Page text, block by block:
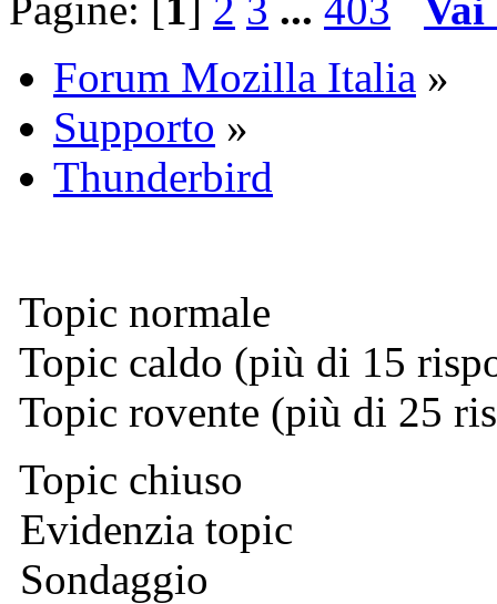
Forum Mozilla Italia »
Supporto »
Thunderbird
Topic normale
Topic caldo (più di 15
Topic rovente (più di 25
Topic chiuso
Evidenzia topic
Sondaggio